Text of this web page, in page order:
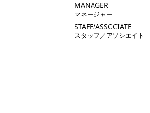
MANAGER
マネージャー
STAFF/ASSOCIATE
スタッフ／アソシエイト